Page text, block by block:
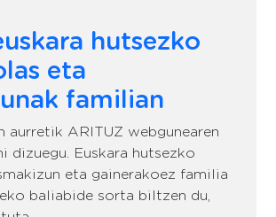
hutsezko
eta
familian
aurretik ARITUZ webgunearen
dizuegu. Euskara hutsezko
eta gainerakoez familia
baliabide sorta biltzen du,